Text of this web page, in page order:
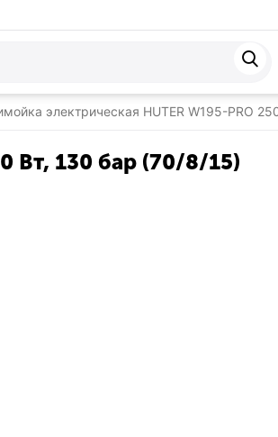
электрическая HUTER W195-PRO
Вт, 130 бар (70/8/15)